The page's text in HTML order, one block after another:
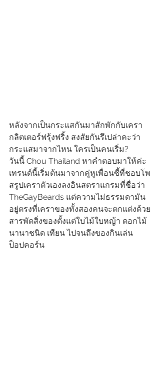
หลังจากเป็นกระแสกันมาสักพักกับเครา
กลิตเตอร์ฟรุ้งฟริ้ง สงสัยกันรึเปล่าคะว่า
กระแสมาจากไหน ใครเป็นคนเริ่ม?
วันนี้ Chou Thailand หาคำตอบมาให้ค่ะ
เทรนด์นี้เริ่มต้นมาจากคู่หูเพื่อนซี้ที่ชอบโพ
สรูปเคราตัวเองลงอินสตราแกรมที่ชื่อว่า
TheGayBeards แต่ความไม่ธรรมดามัน
อยู่ตรงที่เคราของทั้งสองคนจะตกแต่งด้วย
สารพัดสิ่งของตั้งแต่ใบไม้ใบหญ้า ดอกไม้
นานาชนิด เทียน ไปจนถึงของกินเล่น
ป็อปคอร์น